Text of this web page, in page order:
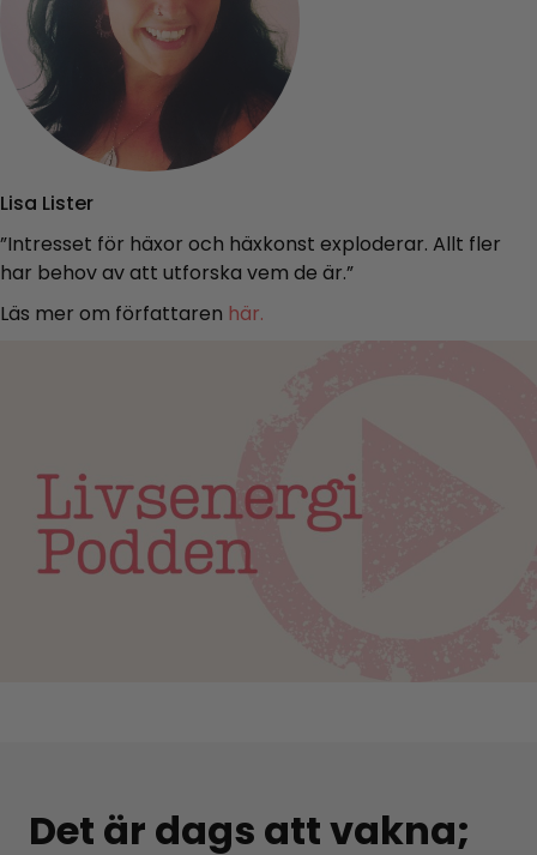
Lisa Lister
”Intresset för häxor och häxkonst exploderar. Allt fler
har behov av att utforska vem de är.”
Läs mer om författaren här.
Det är dags att vakna;